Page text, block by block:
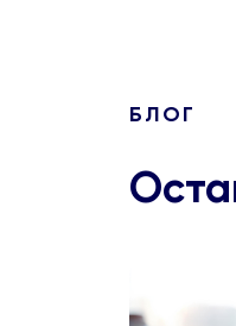
БЛОГ